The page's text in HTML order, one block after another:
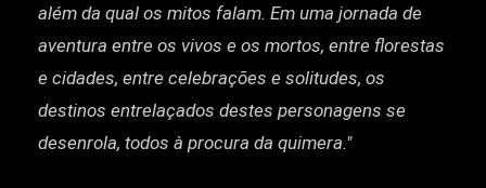
além da qual os mitos falam. Em uma jornada de
aventura entre os vivos e os mortos, entre florestas
e cidades, entre celebrações e solitudes, os
destinos entrelaçados destes personagens se
desenrola, todos à procura da quimera."